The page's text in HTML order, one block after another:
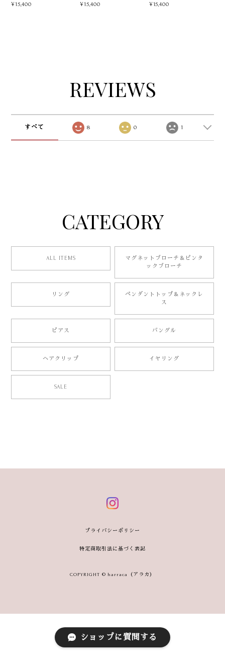
¥15,400 ¥15,400 ¥15,400
REVIEWS
すべて 8 0 1
CATEGORY
ALL ITEMS
マグネットブローチ＆ピンタ
ックブローチ
リング
ペンダントトップ＆ネックレ
ス
ピアス バングル
ヘアクリップ イヤリング
SALE
プライバシーポリシー
特定商取引法に基づく表記
COPYRIGHT © harraca（アラカ）
ショップに質問する